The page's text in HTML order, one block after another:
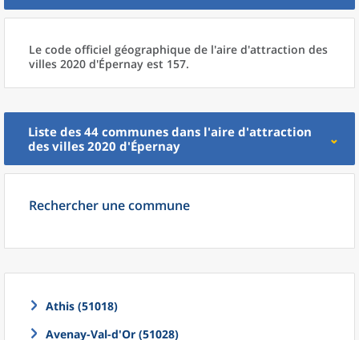
Le code officiel géographique de l'aire d'attraction des
villes 2020 d'Épernay est 157.
Liste des 44 communes dans l'aire d'attraction
des villes 2020 d'Épernay
Rechercher une commune
Athis (51018)
Avenay-Val-d'Or (51028)